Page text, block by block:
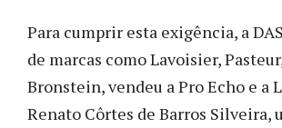
Para cumprir esta exigência, a
de marcas como Lavoisier,
Bronstein, vendeu a Pro Echo e a
Renato Côrtes de Barros Silveira,